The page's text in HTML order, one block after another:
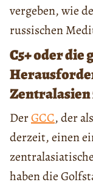
vergeben, wie
russischen
C5+ oder die
DerGCC, der
derzeit, einen
haben die